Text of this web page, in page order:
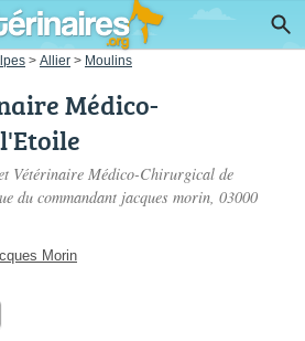
> Allier > Moulins
Médico-
Vétérinaire Médico-Chirurgical de
du commandant jacques morin, 03000
Morin